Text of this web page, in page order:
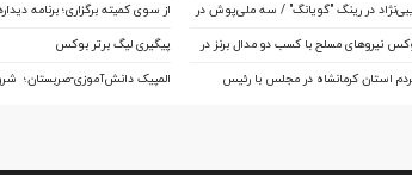
حبیبی‌نژاد در رینگ "گویانگ" / سه ملی‌پوش در
نیروهای مسلح با کسب دو مدال برنز در
استان کرمانشاه در مجلس با رئیس
از سوی کمیته برگزاری؛ برنامه
اعلام شد
پیگیری لیگ برتر بوکس
المپیک دانش‌آموزی-صربستان؛